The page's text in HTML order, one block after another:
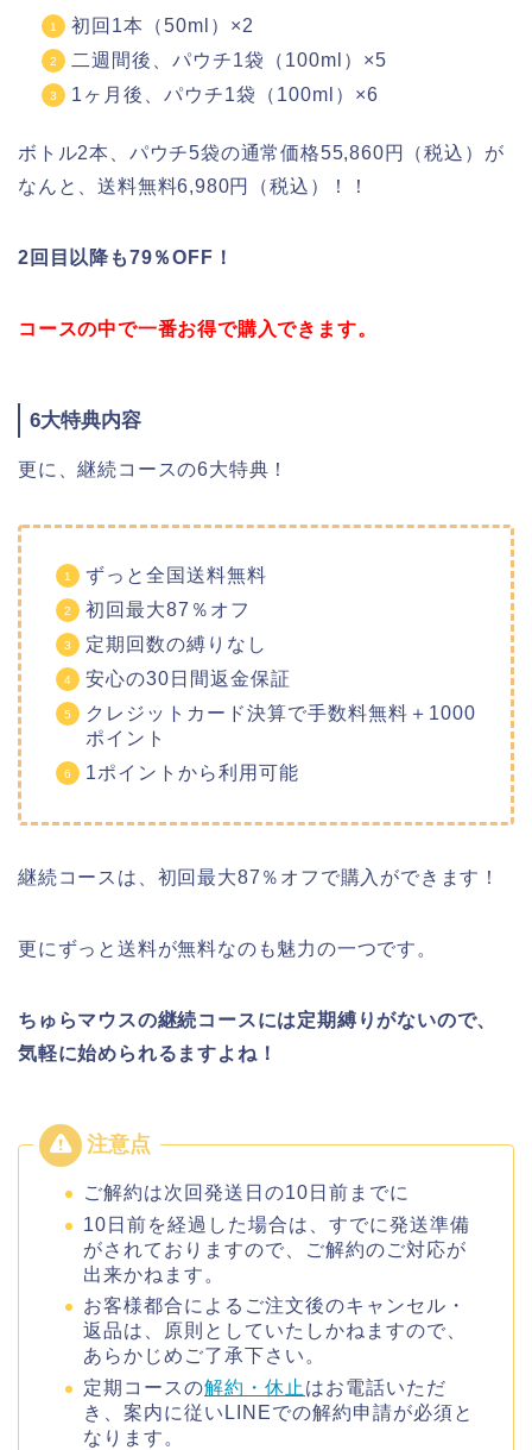
初回1本（50ml）×2
二週間後、パウチ1袋（100ml）×5
1ヶ月後、パウチ1袋（100ml）×6
ボトル2本、パウチ5袋の通常価格55,860円（税込）が
なんと、送料無料6,980円（税込）！！
2回目以降も79％OFF！
コースの中で一番お得で購入できます。
6大特典内容
更に、継続コースの6大特典！
ずっと全国送料無料
初回最大87％オフ
定期回数の縛りなし
安心の30日間返金保証
クレジットカード決算で手数料無料＋1000
ポイント
1ポイントから利用可能
継続コースは、初回最大87％オフで購入ができます！
更にずっと送料が無料なのも魅力の一つです。
ちゅらマウスの継続コースには定期縛りがないので、
気軽に始められるますよね！
ご解約は次回発送日の10日前までに
10日前を経過した場合は、すでに発送準備
がされておりますので、ご解約のご対応が
出来かねます。
お客様都合によるご注文後のキャンセル・
返品は、原則としていたしかねますので、
あらかじめご了承下さい。
定期コースの解約・休止 はお電話いただ
き、案内に従いLINEでの解約申請が必須と
なります。